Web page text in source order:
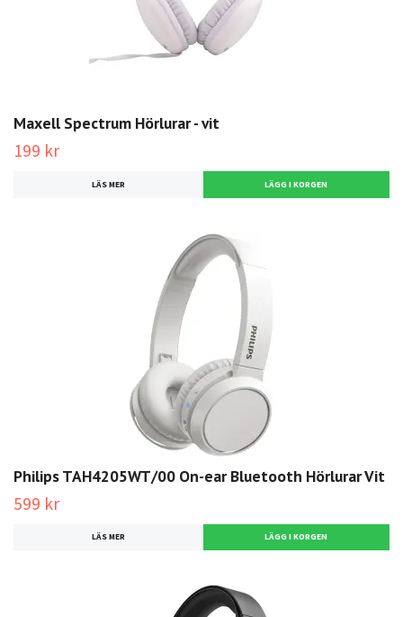
Maxell Spectrum Hörlurar - vit
199 kr
LÄS MER
Philips TAH4205WT/00 On-ear Bluetooth Hörlurar Vit
599 kr
LÄS MER